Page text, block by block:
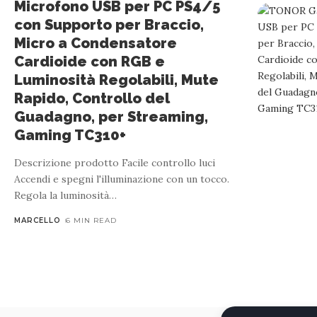
Microfono USB per PC PS4/5
con Supporto per Braccio,
Micro a Condensatore
Cardioide con RGB e
Luminosità Regolabili, Mute
Rapido, Controllo del
Guadagno, per Streaming,
Gaming TC310+
Descrizione prodotto Facile controllo luci
Accendi e spegni l'illuminazione con un tocco.
Regola la luminosità…
MARCELLO 6 MIN READ